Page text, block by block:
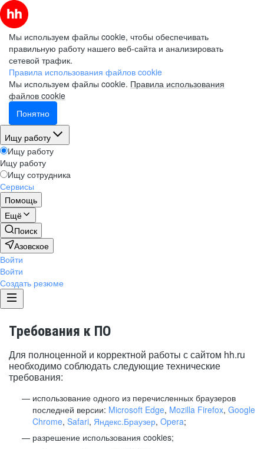
Мы используем файлы cookie, чтобы обеспечивать
правильную работу нашего веб-сайта и анализировать
сетевой трафик.
Правила использования файлов cookie
Мы используем файлы cookie. Правила использования
файлов cookie
Понятно
Ищу работу
Ищу работу
Ищу работу
Ищу сотрудника
Сервисы
Помощь
Ещё
Поиск
Азовское
Войти
Войти
Создать резюме
Требования к ПО
Для полноценной и корректной работы с сайтом hh.ru
необходимо соблюдать следующие технические
требования:
использование одного из перечисленных браузеров
последней версии: Microsoft Edge, Mozilla Firefox, Google
Chrome, Safari, Яндекс.Браузер, Opera;
разрешение использования cookies;